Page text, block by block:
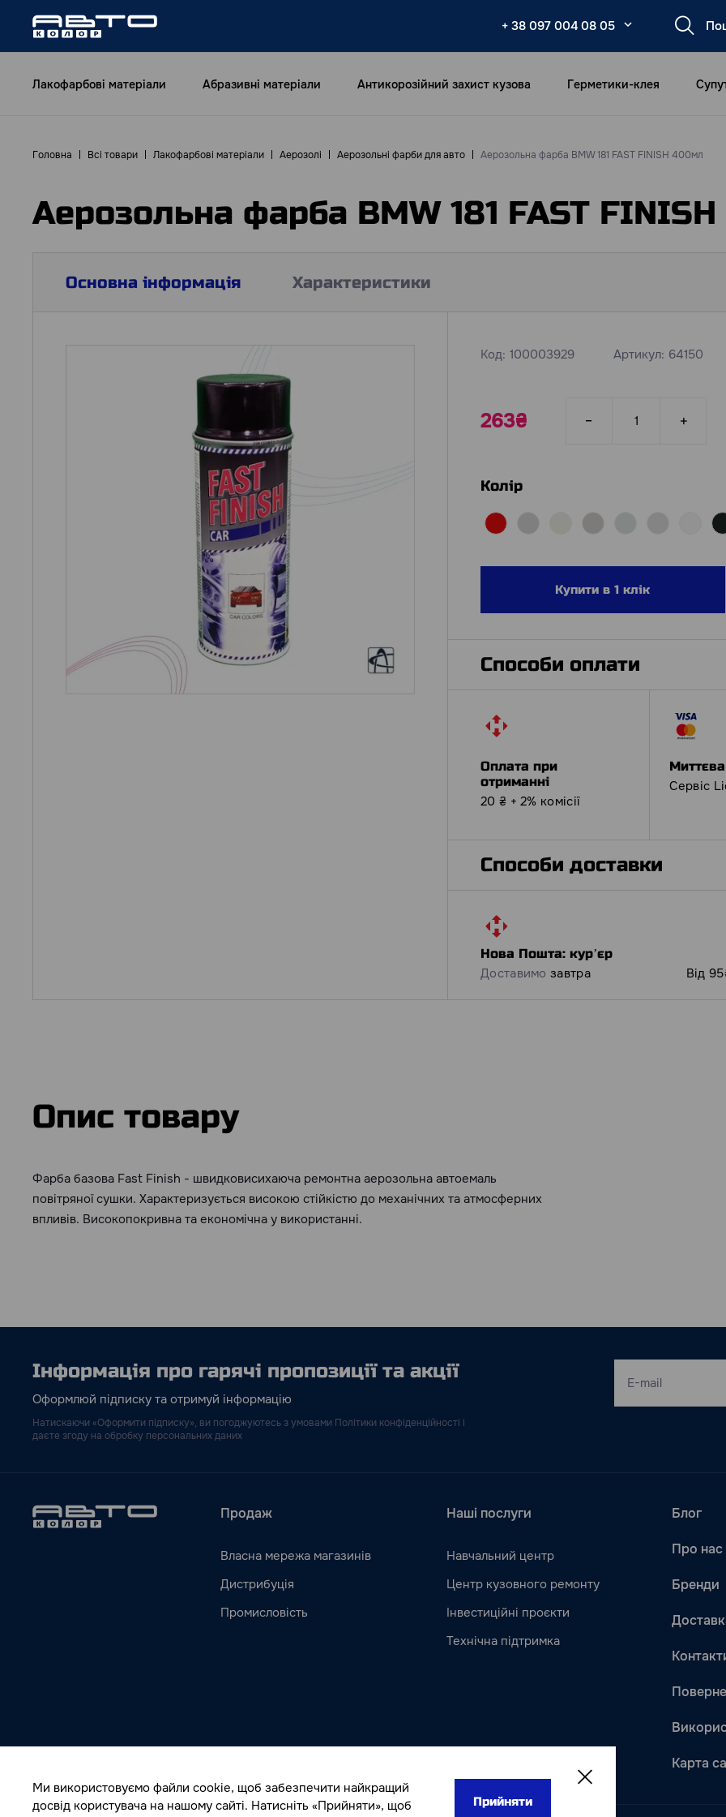
+ 38 097 004 08 05
Лакофарбові матеріали Абразивні матеріали Антикорозійний захист кузова Герметики-клея
Головна Всі товари Лакофарбові матеріали Аерозолі Аерозольні фарби для авто Аерозольна фарба BMW 181 FAST FINISH 400мл
Аерозольна фарба BMW 181 FAST
Основна інформація Характеристики
Код: 100003929 Артикул: 64150
263₴
Колір
Купити в 1 клік
Способи оплати
Оплата при
отриманні
20 ₴ + 2% комісії
Сервіс
Способи доставки
Нова Пошта: курʼєр
Доставимо завтра Від
Опис товару
Фарба базова Fast Finish - швидковисихаюча ремонтна аерозольна автоемаль
повітряної сушки. Характеризується високою стійкістю до механічних та атмосферних
впливів. Високопокривна та економічна у використанні.
Інформація про гарячі пропозиції та акції
Оформлюй підписку та отримуй інформацію
Натискаючи «Оформити підписку», ви погоджуютесь з умовами Політики конфіденційності і
даєте згоду на обробку персональних даних
Продаж
Власна мережа магазинів
Дистрибуція
Промисловість
Наші послуги
Навчальний центр
Центр кузовного ремонту
Інвестиційні проєкти
Технічна підтримка
Блог
Про нас
Бренди
Карта
Ми використовуємо файли cookie, щоб забезпечити найкращий
досвід користувача на нашому сайті. Натисніть «Прийняти», щоб
Прийняти